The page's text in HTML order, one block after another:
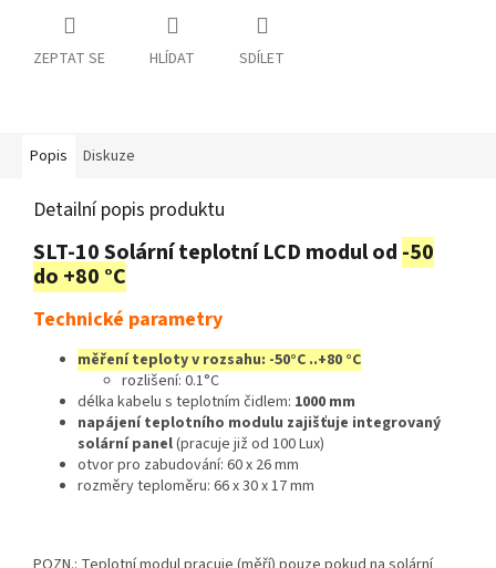
ZEPTAT SE HLÍDAT SDÍLET
Popis Diskuze
Detailní popis produktu
SLT-10 Solární teplotní LCD modul od -50
do +80 °C
Technické parametry
měření teploty v rozsahu: -50°C ..+80 °C
rozlišení: 0.1°C
délka kabelu s teplotním čidlem: 1000 mm
napájení teplotního modulu zajišťuje integrovaný
solární panel(pracuje již od 100 Lux)
otvor pro zabudování: 60 x 26 mm
rozměry teploměru: 66 x 30 x 17 mm